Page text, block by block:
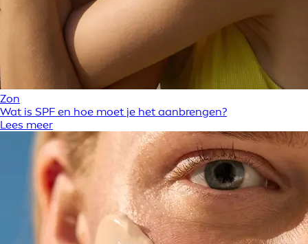
Zon
Wat is SPF en hoe moet je het aanbrengen?
Lees meer